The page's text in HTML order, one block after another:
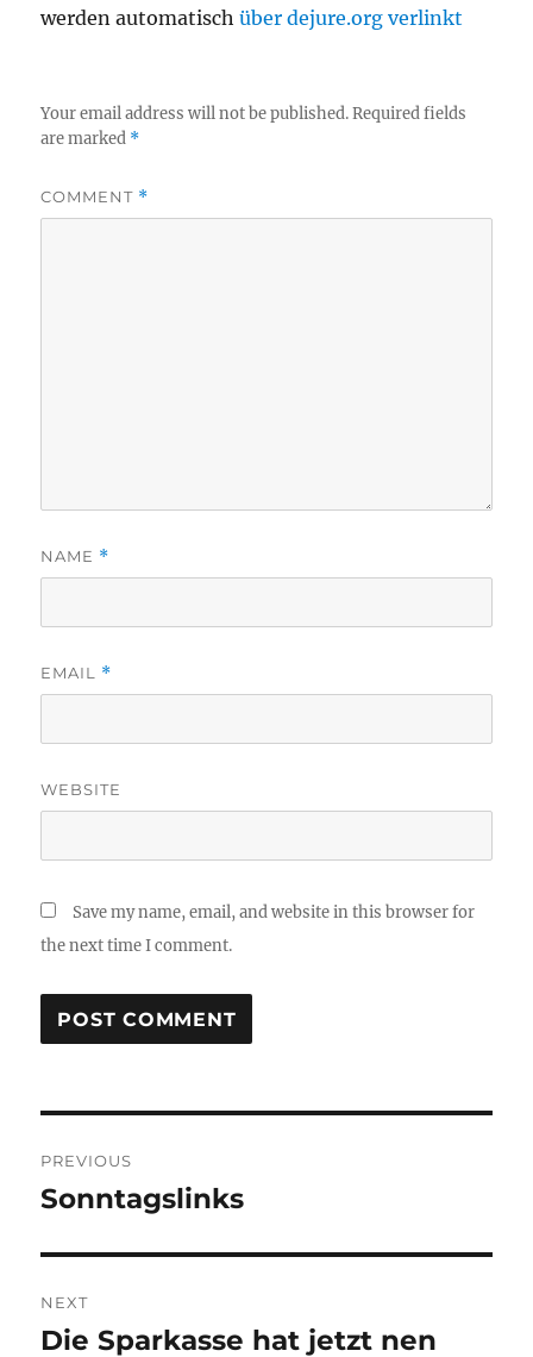
werden automatischüber dejure.org verlinkt
Your email address will not be published. Required fields
are marked *
COMMENT *
NAME *
EMAIL *
WEBSITE
Save my name, email, and website in this browser for
the next time I comment.
navigation
PREVIOUS
Previous
Sonntagslinks
NEXT
Next
Die Sparkasse hat jetzt nen